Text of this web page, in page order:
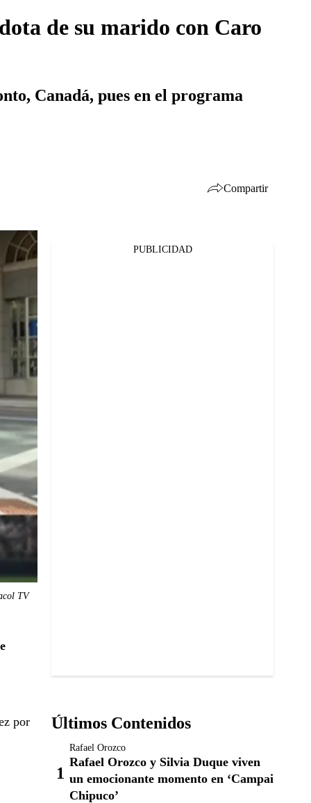
de su marido con Caro
Canadá, pues en el programa
Compartir
Facebook
Whatsapp
TV
por
PUBLICIDAD
Últimos Contenidos
Rafael Orozco
Rafael Orozco y Silvia Duque viven
un emocionante momento en ‘Campai
Chipuco’